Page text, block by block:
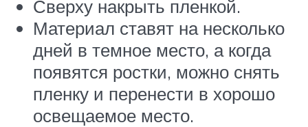
Сверху накрыть пленкой.
Материал ставят на несколько
дней в темное место, а когда
появятся ростки, можно снять
пленку и перенести в хорошо
освещаемое место.